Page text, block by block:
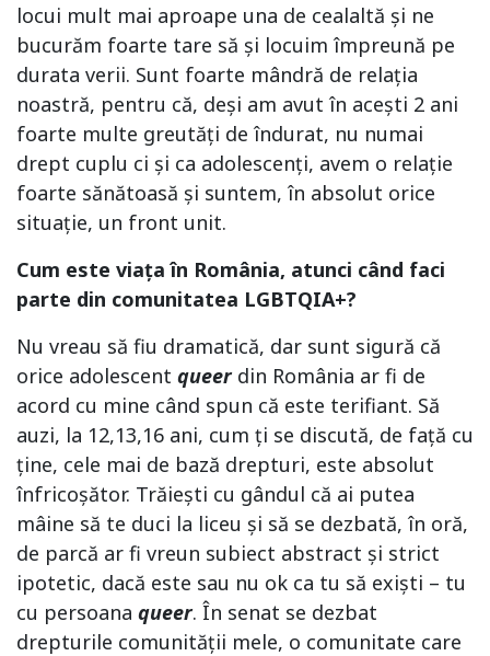
locui mult mai aproape una de cealaltă și ne
bucurăm foarte tare să și locuim împreună pe
durata verii. Sunt foarte mândră de relația
noastră, pentru că, deși am avut în acești 2 ani
foarte multe greutăți de îndurat, nu numai
drept cuplu ci și ca adolescenți, avem o relație
foarte sănătoasă și suntem, în absolut orice
situație, un front unit.
Cum este viața în România, atunci când faci
parte din comunitatea LGBTQIA+?
Nu vreau să fiu dramatică, dar sunt sigură că
orice adolescent queerdin România ar fi de
acord cu mine când spun că este terifiant. Să
auzi, la 12,13,16 ani, cum ți se discută, de față cu
ține, cele mai de bază drepturi, este absolut
înfricoșător. Trăiești cu gândul că ai putea
mâine să te duci la liceu și să se dezbată, în oră,
de parcă ar fi vreun subiect abstract și strict
ipotetic, dacă este sau nu ok ca tu să exiști – tu
cu persoana queer. În senat se dezbat
drepturile comunității mele, o comunitate care